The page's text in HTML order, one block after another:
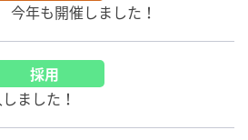
年も開催しました！
採用
ました！